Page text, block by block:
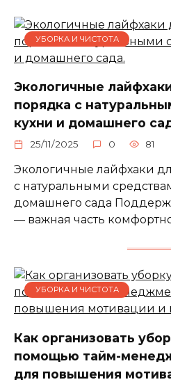
УБОРКА И ЧИСТОТА
Экологичные
порядка с
кухни и домашнего
25/11/2025 0 81
Экологичные лайфхаки
с натуральными
домашнего сада
— важная часть
УБОРКА И ЧИСТОТА
Как организовать
помощью тайм-
для повышения